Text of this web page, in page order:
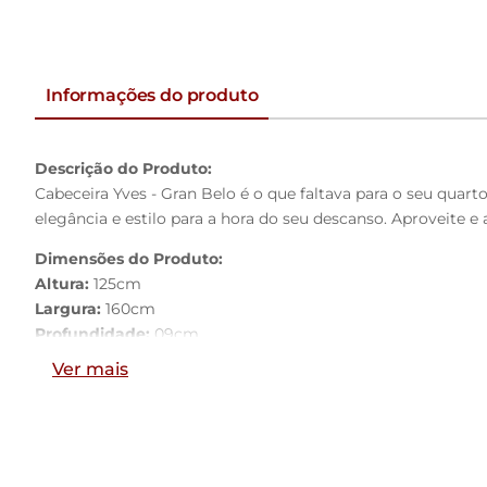
Informações do produto
Descrição do Produto:
Cabeceira Yves - Gran Belo é o que faltava para o seu
elegância e estilo para a hora do seu descanso. Aproveite e
Dimensões do Produto:
Altura: 125cm
Largura: 160cm
Profundidade: 09cm
Características do Produto:
Ver mais